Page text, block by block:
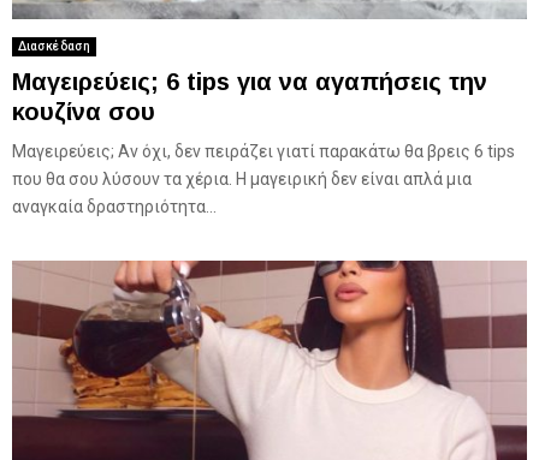
Διασκέδαση
Μαγειρεύεις; 6 tips για να αγαπήσεις την
κουζίνα σου
Μαγειρεύεις; Αν όχι, δεν πειράζει γιατί παρακάτω θα βρεις 6 tips
που θα σου λύσουν τα χέρια. Η μαγειρική δεν είναι απλά μια
αναγκαία δραστηριότητα...